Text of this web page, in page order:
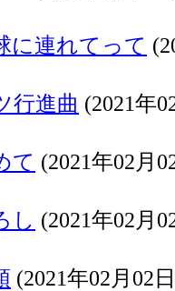
に連れてって
行進曲 (2021年
て (2021年02月
し (2021年02月
(2021年02月02